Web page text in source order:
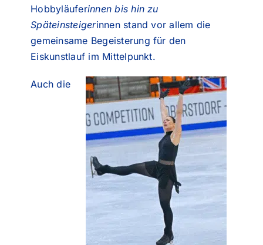
Hobbyläuferinnen bis hin zu
Späteinsteigerinnen stand vor allem die
gemeinsame Begeisterung für den
Eiskunstlauf im Mittelpunkt.
Auch die